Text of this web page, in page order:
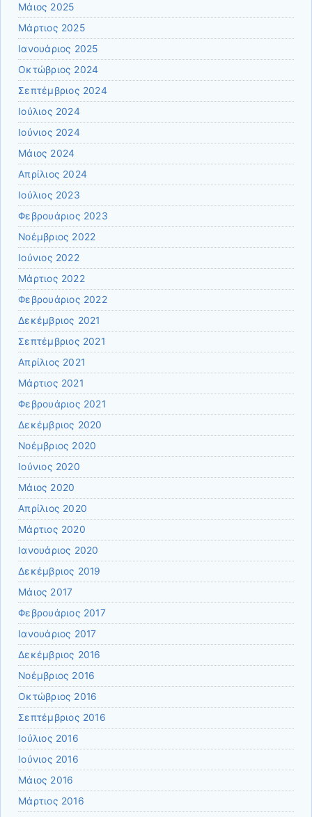
Μάιος 2025
Μάρτιος 2025
Ιανουάριος 2025
Οκτώβριος 2024
Σεπτέμβριος 2024
Ιούλιος 2024
Ιούνιος 2024
Μάιος 2024
Απρίλιος 2024
Ιούλιος 2023
Φεβρουάριος 2023
Νοέμβριος 2022
Ιούνιος 2022
Μάρτιος 2022
Φεβρουάριος 2022
Δεκέμβριος 2021
Σεπτέμβριος 2021
Απρίλιος 2021
Μάρτιος 2021
Φεβρουάριος 2021
Δεκέμβριος 2020
Νοέμβριος 2020
Ιούνιος 2020
Μάιος 2020
Απρίλιος 2020
Μάρτιος 2020
Ιανουάριος 2020
Δεκέμβριος 2019
Μάιος 2017
Φεβρουάριος 2017
Ιανουάριος 2017
Δεκέμβριος 2016
Νοέμβριος 2016
Οκτώβριος 2016
Σεπτέμβριος 2016
Ιούλιος 2016
Ιούνιος 2016
Μάιος 2016
Μάρτιος 2016